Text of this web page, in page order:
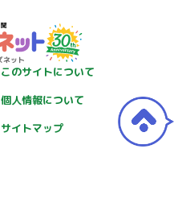
このサイトについて
個人情報について
サイトマップ